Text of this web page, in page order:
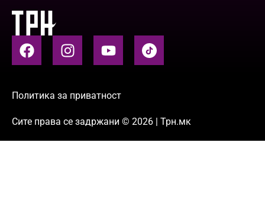
Политика за приватност
Сите права се задржани © 2026 | Трн.мк